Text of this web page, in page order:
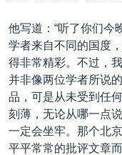
到
检
索
非洲
美洲
全球议题
军事
劳工
环境
国会报道
美中关系
美国建国250周年
埃博拉疫情
美国之音专访
VOA今日焦点
中文广播
关注我们
他写道：“听了你们今
学者来自不同的国度
得非常精彩。不过，
并非像两位学者所说
品，可是从未受到任
刻薄，无论从哪一点
一定会坐牢。那个北
平平常常的批评文章